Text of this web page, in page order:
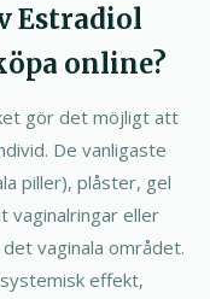
Estradiol
online?
gör det möjligt att
De vanligaste
piller), plåster, gel
vaginalringar eller
vaginala området.
effekt,